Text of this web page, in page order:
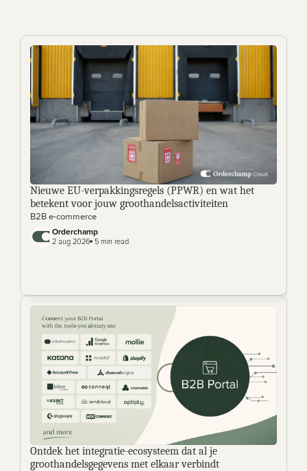
Nieuwe EU-verpakkingsregels (PPWR) en wat het
betekent voor jouw groothandelsactiviteiten
B2B e-commerce
Orderchamp
2 aug 2026 5 min read
Ontdek het integratie-ecosysteem dat al je
groothandelsgegevens met elkaar verbindt